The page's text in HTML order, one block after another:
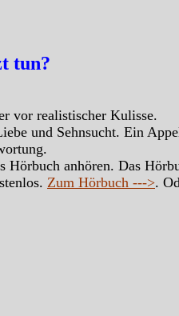
tun?
vor realistischer Kulisse.
und Sehnsucht. Ein
Hörbuch anhören. Das
Zum Hörbuch --->.